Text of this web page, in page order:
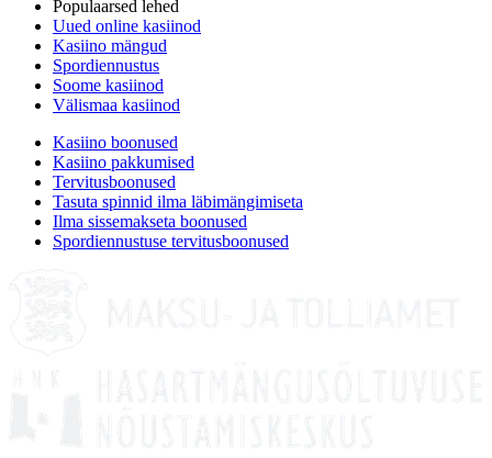
Populaarsed lehed
Uued online kasiinod
Kasiino mängud
Spordiennustus
Soome kasiinod
Välismaa kasiinod
Kasiino boonused
Kasiino pakkumised
Tervitusboonused
Tasuta spinnid ilma läbimängimiseta
Ilma sissemakseta boonused
Spordiennustuse tervitusboonused